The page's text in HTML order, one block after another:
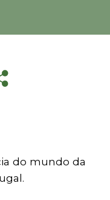
do mundo da